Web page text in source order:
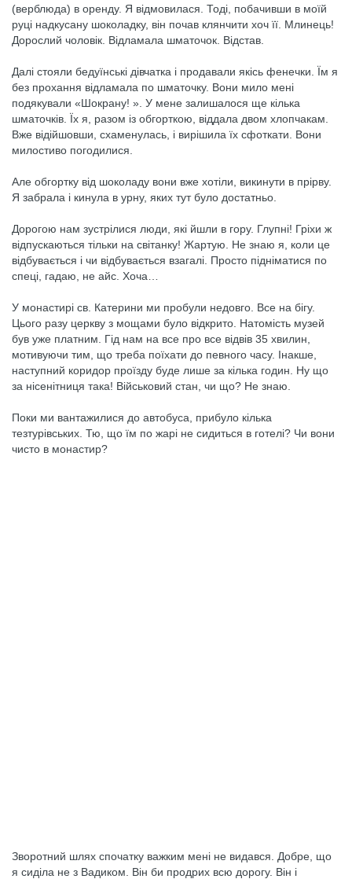
(верблюда) в оренду. Я відмовилася. Тоді, побачивши в моїй
руці надкусану шоколадку, він почав клянчити хоч її. Млинець!
Дорослий чоловік. Відламала шматочок. Відстав.
Далі стояли бедуїнські дівчатка і продавали якісь фенечки. Їм я
без прохання відламала по шматочку. Вони мило мені
подякували «Шокрану! ». У мене залишалося ще кілька
шматочків. Їх я, разом із обгорткою, віддала двом хлопчакам.
Вже відійшовши, схаменулась, і вирішила їх сфоткати. Вони
милостиво погодилися.
Але обгортку від шоколаду вони вже хотіли, викинути в прірву.
Я забрала і кинула в урну, яких тут було достатньо.
Дорогою нам зустрілися люди, які йшли в гору. Глупні! Гріхи ж
відпускаються тільки на світанку! Жартую. Не знаю я, коли це
відбувається і чи відбувається взагалі. Просто підніматися по
спеці, гадаю, не айс. Хоча…
У монастирі св. Катерини ми пробули недовго. Все на бігу.
Цього разу церкву з мощами було відкрито. Натомість музей
був уже платним. Гід нам на все про все відвів 35 хвилин,
мотивуючи тим, що треба поїхати до певного часу. Інакше,
наступний коридор проїзду буде лише за кілька годин. Ну що
за нісенітниця така! Військовий стан, чи що? Не знаю.
Поки ми вантажилися до автобуса, прибуло кілька
тезтурівських. Тю, що їм по жарі не сидиться в готелі? Чи вони
чисто в монастир?
Зворотний шлях спочатку важким мені не видався. Добре, що
я сиділа не з Вадиком. Він би продрих всю дорогу. Він і